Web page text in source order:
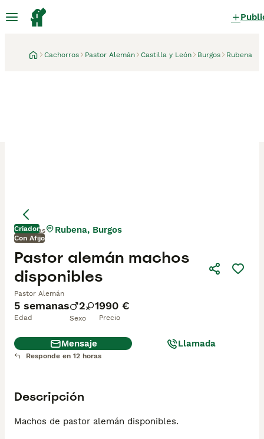
Cachorros Pastor Alemán Castilla y León Burgos Rubena
Criador
Con Afijo
5 semanas
Edad
2 1
Sexo
990 €
Precio
Pastor alemán machos
disponibles
Pastor Alemán
3 días Rubena, Burgos
Mensaje Llamada
Responde en 12 horas
Descripción
Machos de pastor alemán disponibles.